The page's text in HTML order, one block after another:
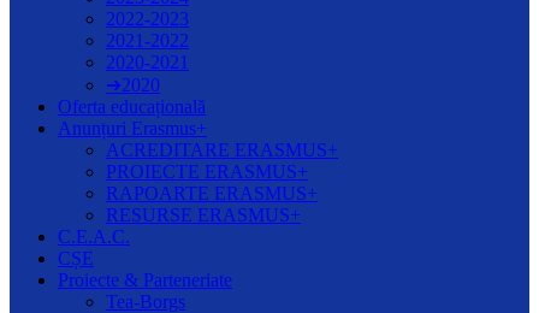
2022-2023
2021-2022
2020-2021
➔2020
Oferta educațională
Anunțuri Erasmus+
ACREDITARE ERASMUS+
PROIECTE ERASMUS+
RAPOARTE ERASMUS+
RESURSE ERASMUS+
C.E.A.C.
CȘE
Proiecte & Parteneriate
Tea-Borgs